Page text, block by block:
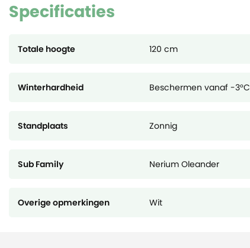
Specificaties
Totale hoogte 120 cm
Winterhardheid Beschermen vanaf -3°C
Standplaats Zonnig
Sub Family Nerium Oleander
Overige opmerkingen Wit